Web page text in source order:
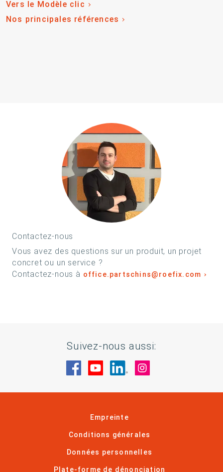
Vers le Modèle clic
Nos principales références
Contactez-nous
Vous avez des questions sur un produit, un projet
concret ou un service ?
Contactez-nous à office.partschins@roefix.com
Suivez-nous aussi:
Rendez-nous visite sur Facebook
Rendez-nous visite sur
Rendez-nous visite
Empreinte
Conditions générales
Données personnelles
Plate-forme de dénonciation